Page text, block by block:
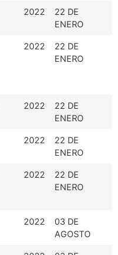
2022
22 DE
ENERO
2022
22 DE
ENERO
2022
22 DE
ENERO
2022
22 DE
ENERO
2022
22 DE
ENERO
2022
03 DE
AGOSTO